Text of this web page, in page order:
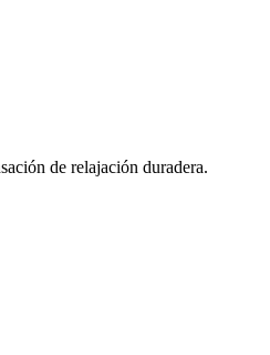
de relajación duradera.